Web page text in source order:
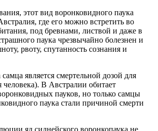
этот вид воронковидного паука
где его можно встретить во
под бревнами, листвой и даже в
паука чрезвычайно болезнен и
рвоту, спутанность сознания и
является смертельной дозой для
В Австралии обитает
пауков, но только самцы
паука стали причиной смерти
яд сиднейского воронкопаука не